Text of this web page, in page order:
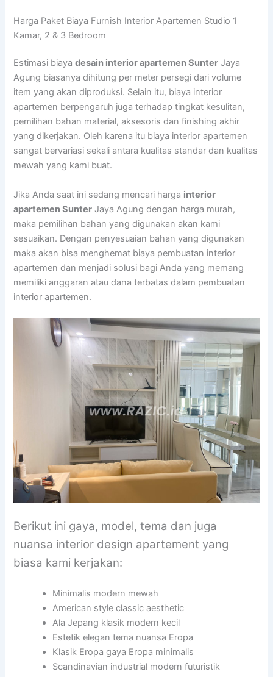
Harga Paket Biaya Furnish Interior Apartemen Studio 1
Kamar, 2 & 3 Bedroom
Estimasi biayadesain interior apartemen Sunter Jaya
Agung biasanya dihitung per meter persegi dari volume
item yang akan diproduksi. Selain itu, biaya interior
apartemen berpengaruh juga terhadap tingkat kesulitan,
pemilihan bahan material, aksesoris dan finishing akhir
yang dikerjakan. Oleh karena itu biaya interior apartemen
sangat bervariasi sekali antara kualitas standar dan kualitas
mewah yang kami buat.
Jika Anda saat ini sedang mencari harga interior
apartemen Sunter Jaya Agung dengan harga murah,
maka pemilihan bahan yang digunakan akan kami
sesuaikan. Dengan penyesuaian bahan yang digunakan
maka akan bisa menghemat biaya pembuatan interior
apartemen dan menjadi solusi bagi Anda yang memang
memiliki anggaran atau dana terbatas dalam pembuatan
interior apartemen.
Berikut ini gaya, model, tema dan juga
nuansa interior design apartement yang
biasa kami kerjakan:
Minimalis modern mewah
American style classic aesthetic
Ala Jepang klasik modern kecil
Estetik elegan tema nuansa Eropa
Klasik Eropa gaya Eropa minimalis
Scandinavian industrial modern futuristik